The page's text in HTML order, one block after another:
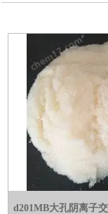
d201MB大孔阴离子